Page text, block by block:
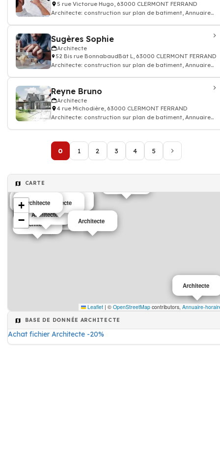
5 rue Victorue Hugo, 63000 CLERMONT FERRAND
Architecte: construction sur plan de batiment, Annuaire
Sugères Sophie
Architecte
52 Bis rue BonnabaudBât L, 63000 CLERMONT FERRAND
Architecte: construction sur plan de batiment, Annuaire
Reyne Bruno
Architecte
4 rue Michodière, 63000 CLERMONT FERRAND
Architecte: construction sur plan de batiment, Annuaire
0 1 2 3 4 5
CARTE
Architecte
Architecte
ArchitecteArchitecte
Architecte
Architecte
Architecte
Architecte
Architecte
Architecte
Architecte
Architecte
Architecte
Architecte
Architecte
Architecte
+
−
Leaflet | © OpenStreetMap contributors, Annuaire-
BASE DE DONNÉE ARCHITECTE
Achat fichier Architecte -20%